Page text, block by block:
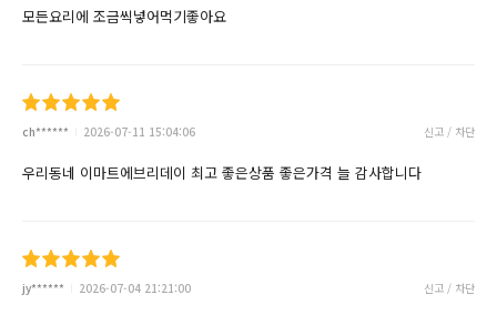
모든요리에 조금씩넣어먹기좋아요
ch****** 2026-07-11 15:04:06 신고 / 차단
우리동네 이마트에브리데이 최고 좋은상품 좋은가격 늘 감사합니다
jy****** 2026-07-04 21:21:00 신고 / 차단